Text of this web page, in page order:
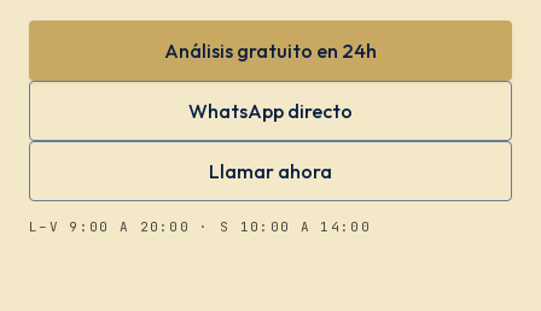
Análisis gratuito en 24h
WhatsApp directo
Llamar ahora
L–V 9:00 A 20:00 · S 10:00 A 14:00